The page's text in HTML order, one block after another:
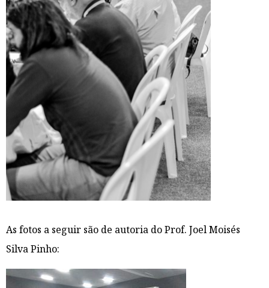
As fotos a seguir são de autoria do Prof. Joel Moisés
Silva Pinho: